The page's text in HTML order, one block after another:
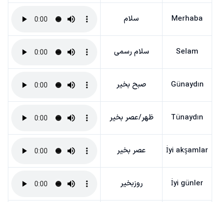
Merhaba سلام
Selam سلام رسمی
Günaydın صبح بخیر
Tünaydın ظهر/عصر بخیر
İyi akşamlar عصر بخیر
İyi günler روزبخیر